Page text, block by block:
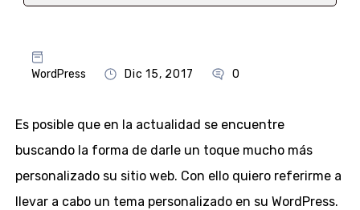
WordPress Dic 15, 2017 0
Es posible que en la actualidad se encuentre
buscando la forma de darle un toque mucho más
personalizado su sitio web. Con ello quiero referirme a
llevar a cabo un tema personalizado en su WordPress.